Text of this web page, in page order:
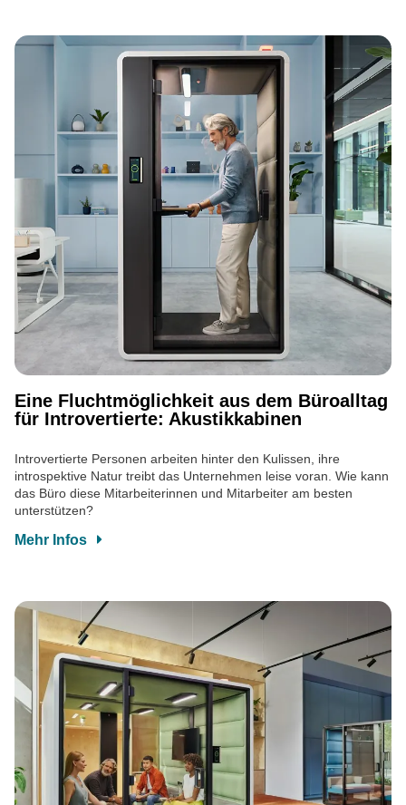
Eine Fluchtmöglichkeit aus dem Büroalltag
für Introvertierte: Akustikkabinen
Introvertierte Personen arbeiten hinter den Kulissen, ihre
introspektive Natur treibt das Unternehmen leise voran. Wie kann
das Büro diese Mitarbeiterinnen und Mitarbeiter am besten
unterstützen?
Mehr Infos